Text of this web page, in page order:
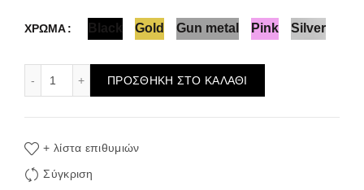
ΧΡΩΜΑ Black Gold Gun metal Pink Silver
ΠΡΟΣΘΉΚΗ ΣΤΟ ΚΑΛΆΘΙ
+ λίστα επιθυμιών
Σύγκριση